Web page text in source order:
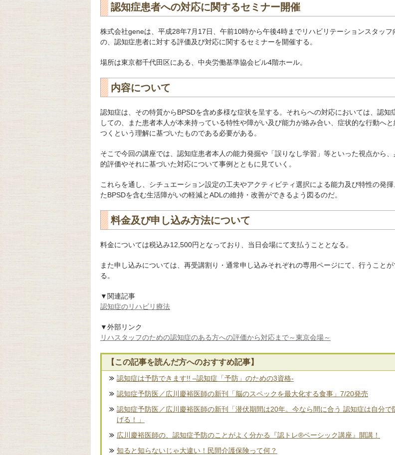
認知症患者への対応に関するセミナー開催
株式会社geneは、平成28年7月17日、午前10時から午後4時までリハビリテーションスタッフ
の、認知症患者に対する評価及び対応に関するセミナーを開催する。
場所は東京都千代田区にある、中央労働基準協会ビル4階ホール。
内容について
認知症は、その特質からBPSDを含め多様な症状を呈する。それらへの対応においては、認知
しての、また患者本人が本来持っている特性や障がい及び能力が絡み合い、症状的な行動へ
つくという理解に基づいたものである必要がある。
そこで今回の講座では、認知症患者本人の能力発掘や「誤りなし学習」等といった視点から、
的評価やそれに基づいた対応について事例とともに見ていく。
これらを通し、シチュエーション設定の工夫やアクティビティ選択による能力及び特性の発揮
たBPSDを含む生活障がいの軽減とADLの維持・改善ができるよう図るのだ。
料金及び申し込み方法について
料金については税込み12,500円となっており、当日会場にて支払うこととなる。
また申し込みについては、再受講割り・通常申し込みそれぞれの専用ページにて、行うことが
る。
▼関連記事
認知症のリハビリ療法
▼外部リンク
リハスタッフのための認知症のある方への評価から対応まで～東京会場～
【この記事を読んだ方へのおすすめ記事】
認知症は予防できます!! –認知症「予防」のための3資格-
認知症予防医／広川慶裕医師の新刊「脳のスペックを最大化する食事」7/20発売
認知症予防医／広川慶裕医師の新刊「潜伏期間は20年。今なら間に合う 認知症は自分で
げる！」
広川慶裕医師の、認知症予防のことがよく分かる『認トレ®️ベーシック講座』開講！
知ると知らないじゃ大違い！民間介護保険って何？